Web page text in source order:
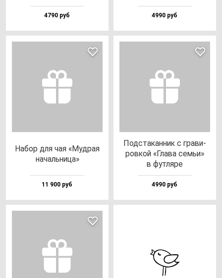
4790 руб 4990 руб
Набор для чая «Муд­рая
на­чаль­ни­ца»
11 900 руб
Под­ста­кан­ник с гра­ви­
ров­кой «Гла­ва семьи»
в фут­ля­ре
4990 руб